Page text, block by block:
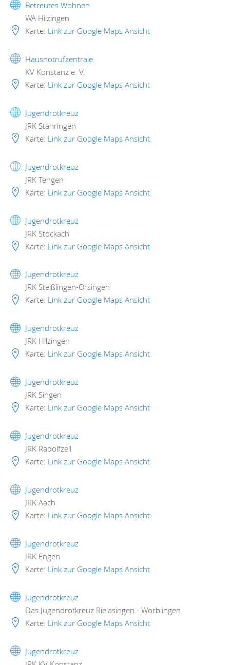
Betreutes Wohnen
WA Hilzingen
Karte: Link zur Google Maps Ansicht
Hausnotrufzentrale
KV Konstanz e. V.
Karte: Link zur Google Maps Ansicht
Jugendrotkreuz
JRK Stahringen
Karte: Link zur Google Maps Ansicht
Jugendrotkreuz
JRK Tengen
Karte: Link zur Google Maps Ansicht
Jugendrotkreuz
JRK Stockach
Karte: Link zur Google Maps Ansicht
Jugendrotkreuz
JRK Steißlingen-Orsingen
Karte: Link zur Google Maps Ansicht
Jugendrotkreuz
JRK Hilzingen
Karte: Link zur Google Maps Ansicht
Jugendrotkreuz
JRK Singen
Karte: Link zur Google Maps Ansicht
Jugendrotkreuz
JRK Radolfzell
Karte: Link zur Google Maps Ansicht
Jugendrotkreuz
JRK Aach
Karte: Link zur Google Maps Ansicht
Jugendrotkreuz
JRK Engen
Karte: Link zur Google Maps Ansicht
Jugendrotkreuz
Das Jugendrotkreuz Rielasingen - Worblingen
Karte: Link zur Google Maps Ansicht
Jugendrotkreuz